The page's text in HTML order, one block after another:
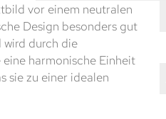
vor einem neutralen
Design besonders gut
wird durch die
harmonische Einheit
sie zu einer idealen